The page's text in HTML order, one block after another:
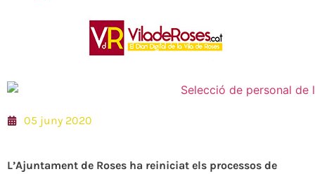
05 juny 2020
L’Ajuntament de Roses ha reiniciat els processos de